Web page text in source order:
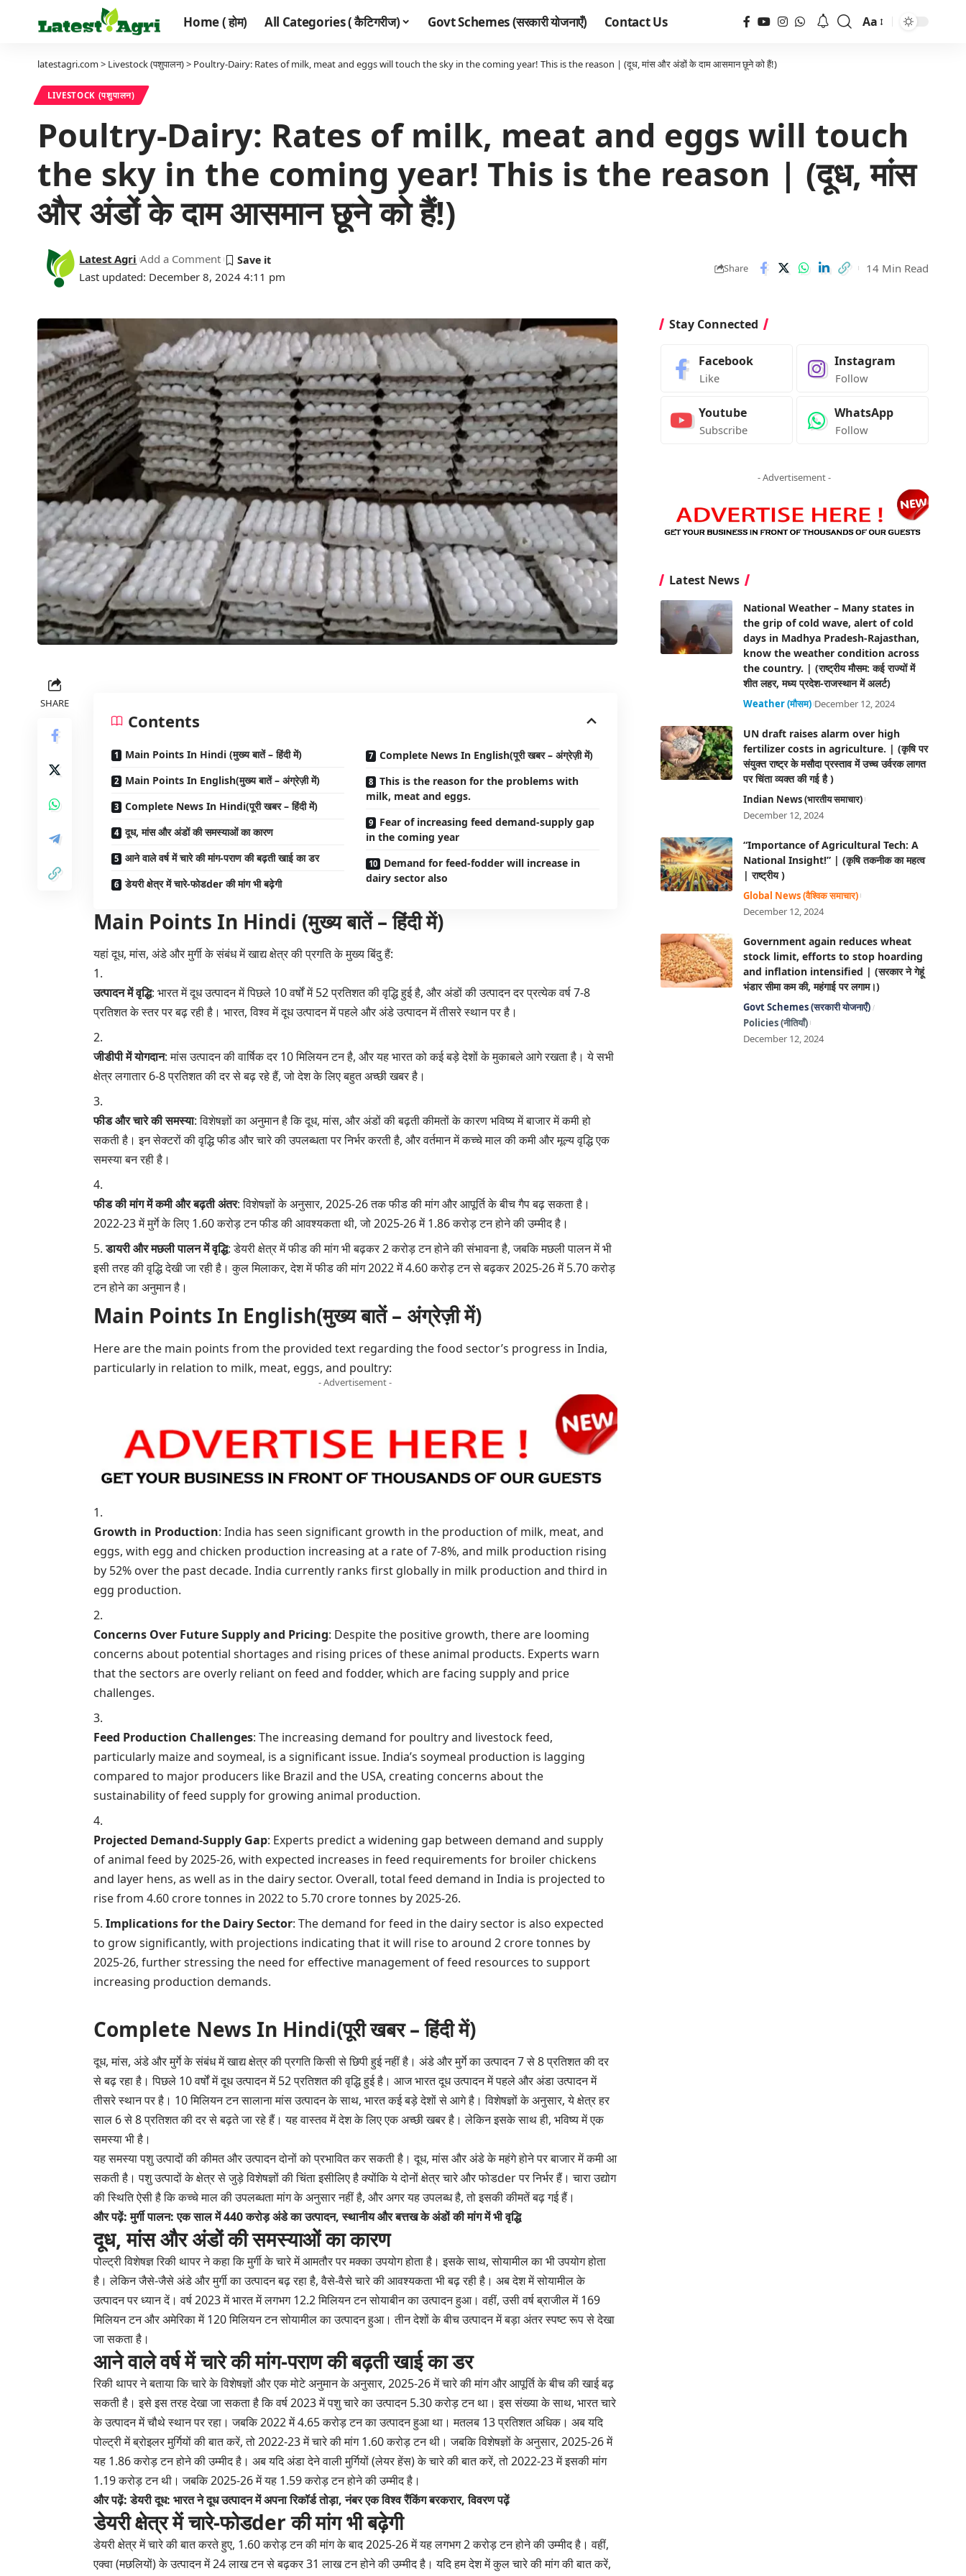
Home ( होम) All Categories ( कैटिगरीज) Govt Schemes (सरकारी योजनाएँ) Contact Us Aa
latestagri.com> Livestock (पशुपालन)> Poultry-Dairy: Rates of milk, meat and eggs will touch the sky in the coming year! This is the reason | (दूध, मांस और अंडों के दाम आसमान छूने को हैं!)
LIVESTOCK (पशुपालन)
Poultry-Dairy: Rates of milk, meat and eggs will touch
the sky in the coming year! This is the reason | (दूध, मांस
और अंडों के दाम आसमान छूने को हैं!)
Last updated: December 8, 2024 4:11 pm
Latest Agri Add a Comment
Share 14 Min Read
SHARE
Contents
Main Points In Hindi (मुख्य बातें – हिंदी में)
Main Points In English(मुख्य बातें – अंग्रेज़ी में)
Complete News In Hindi(पूरी खबर – हिंदी में)
दूध, मांस और अंडों की समस्याओं का कारण
आने वाले वर्ष में चारे की मांग-पराण की बढ़ती खाई का डर
डेयरी क्षेत्र में चारे-फोडder की मांग भी बढ़ेगी
Complete News In English(पूरी खबर – अंग्रेज़ी में)
This is the reason for the problems with
milk, meat and eggs.
Fear of increasing feed demand-supply gap
in the coming year
Demand for feed-fodder will increase in
dairy sector also
Main Points In Hindi (मुख्य बातें – हिंदी में)
यहां दूध, मांस, अंडे और मुर्गी के संबंध में खाद्य क्षेत्र की प्रगति के मुख्य बिंदु हैं:
उत्पादन में वृद्धि: भारत में दूध उत्पादन में पिछले 10 वर्षों में 52 प्रतिशत की वृद्धि हुई है, और अंडों की उत्पादन दर प्रत्येक वर्ष 7-8
प्रतिशत के स्तर पर बढ़ रही है। भारत, विश्व में दूध उत्पादन में पहले और अंडे उत्पादन में तीसरे स्थान पर है।
जीडीपी में योगदान: मांस उत्पादन की वार्षिक दर 10 मिलियन टन है, और यह भारत को कई बड़े देशों के मुकाबले आगे रखता है। ये सभी
क्षेत्र लगातार 6-8 प्रतिशत की दर से बढ़ रहे हैं, जो देश के लिए बहुत अच्छी खबर है।
फीड और चारे की समस्या: विशेषज्ञों का अनुमान है कि दूध, मांस, और अंडों की बढ़ती कीमतों के कारण भविष्य में बाजार में कमी हो
सकती है। इन सेक्टरों की वृद्धि फीड और चारे की उपलब्धता पर निर्भर करती है, और वर्तमान में कच्चे माल की कमी और मूल्य वृद्धि एक
समस्या बन रही है।
फीड की मांग में कमी और बढ़ती अंतर: विशेषज्ञों के अनुसार, 2025-26 तक फीड की मांग और आपूर्ति के बीच गैप बढ़ सकता है।
2022-23 में मुर्गे के लिए 1.60 करोड़ टन फीड की आवश्यकता थी, जो 2025-26 में 1.86 करोड़ टन होने की उम्मीद है।
डायरी और मछली पालन में वृद्धि: डेयरी क्षेत्र में फीड की मांग भी बढ़कर 2 करोड़ टन होने की संभावना है, जबकि मछली पालन में भी
इसी तरह की वृद्धि देखी जा रही है। कुल मिलाकर, देश में फीड की मांग 2022 में 4.60 करोड़ टन से बढ़कर 2025-26 में 5.70 करोड़
टन होने का अनुमान है।
Main Points In English(मुख्य बातें – अंग्रेज़ी में)
Here are the main points from the provided text regarding the food sector’s progress in India,
particularly in relation to milk, meat, eggs, and poultry:
- Advertisement -
Growth in Production: India has seen significant growth in the production of milk, meat, and
eggs, with egg and chicken production increasing at a rate of 7-8%, and milk production rising
by 52% over the past decade. India currently ranks first globally in milk production and third in
egg production.
Concerns Over Future Supply and Pricing: Despite the positive growth, there are looming
concerns about potential shortages and rising prices of these animal products. Experts warn
that the sectors are overly reliant on feed and fodder, which are facing supply and price
challenges.
Feed Production Challenges: The increasing demand for poultry and livestock feed,
particularly maize and soymeal, is a significant issue. India’s soymeal production is lagging
compared to major producers like Brazil and the USA, creating concerns about the
sustainability of feed supply for growing animal production.
Projected Demand-Supply Gap: Experts predict a widening gap between demand and supply
of animal feed by 2025-26, with expected increases in feed requirements for broiler chickens
and layer hens, as well as in the dairy sector. Overall, total feed demand in India is projected to
rise from 4.60 crore tonnes in 2022 to 5.70 crore tonnes by 2025-26.
Implications for the Dairy Sector: The demand for feed in the dairy sector is also expected
to grow significantly, with projections indicating that it will rise to around 2 crore tonnes by
2025-26, further stressing the need for effective management of feed resources to support
increasing production demands.
Complete News In Hindi(पूरी खबर – हिंदी में)
दूध, मांस, अंडे और मुर्गे के संबंध में खाद्य क्षेत्र की प्रगति किसी से छिपी हुई नहीं है। अंडे और मुर्गे का उत्पादन 7 से 8 प्रतिशत की दर
से बढ़ रहा है। पिछले 10 वर्षों में दूध उत्पादन में 52 प्रतिशत की वृद्धि हुई है। आज भारत दूध उत्पादन में पहले और अंडा उत्पादन में
तीसरे स्थान पर है। 10 मिलियन टन सालाना मांस उत्पादन के साथ, भारत कई बड़े देशों से आगे है। विशेषज्ञों के अनुसार, ये क्षेत्र हर
साल 6 से 8 प्रतिशत की दर से बढ़ते जा रहे हैं। यह वास्तव में देश के लिए एक अच्छी खबर है। लेकिन इसके साथ ही, भविष्य में एक
समस्या भी है।
यह समस्या पशु उत्पादों की कीमत और उत्पादन दोनों को प्रभावित कर सकती है। दूध, मांस और अंडे के महंगे होने पर बाजार में कमी आ
सकती है। पशु उत्पादों के क्षेत्र से जुड़े विशेषज्ञों की चिंता इसीलिए है क्योंकि ये दोनों क्षेत्र चारे और फोडder पर निर्भर हैं। चारा उद्योग
की स्थिति ऐसी है कि कच्चे माल की उपलब्धता मांग के अनुसार नहीं है, और अगर यह उपलब्ध है, तो इसकी कीमतें बढ़ गई हैं।
और पढ़ें: मुर्गी पालन: एक साल में 440 करोड़ अंडे का उत्पादन, स्थानीय और बत्तख के अंडों की मांग में भी वृद्धि
दूध, मांस और अंडों की समस्याओं का कारण
पोल्ट्री विशेषज्ञ रिकी थापर ने कहा कि मुर्गी के चारे में आमतौर पर मक्का उपयोग होता है। इसके साथ, सोयामील का भी उपयोग होता
है। लेकिन जैसे-जैसे अंडे और मुर्गी का उत्पादन बढ़ रहा है, वैसे-वैसे चारे की आवश्यकता भी बढ़ रही है। अब देश में सोयामील के
उत्पादन पर ध्यान दें। वर्ष 2023 में भारत में लगभग 12.2 मिलियन टन सोयाबीन का उत्पादन हुआ। वहीं, उसी वर्ष ब्राजील में 169
मिलियन टन और अमेरिका में 120 मिलियन टन सोयामील का उत्पादन हुआ। तीन देशों के बीच उत्पादन में बड़ा अंतर स्पष्ट रूप से देखा
जा सकता है।
आने वाले वर्ष में चारे की मांग-पराण की बढ़ती खाई का डर
रिकी थापर ने बताया कि चारे के विशेषज्ञों और एक मोटे अनुमान के अनुसार, 2025-26 में चारे की मांग और आपूर्ति के बीच की खाई बढ़
सकती है। इसे इस तरह देखा जा सकता है कि वर्ष 2023 में पशु चारे का उत्पादन 5.30 करोड़ टन था। इस संख्या के साथ, भारत चारे
के उत्पादन में चौथे स्थान पर रहा। जबकि 2022 में 4.65 करोड़ टन का उत्पादन हुआ था। मतलब 13 प्रतिशत अधिक। अब यदि
पोल्ट्री में ब्रोइलर मुर्गियों की बात करें, तो 2022-23 में चारे की मांग 1.60 करोड़ टन थी। जबकि विशेषज्ञों के अनुसार, 2025-26 में
यह 1.86 करोड़ टन होने की उम्मीद है। अब यदि अंडा देने वाली मुर्गियों (लेयर हेंस) के चारे की बात करें, तो 2022-23 में इसकी मांग
1.19 करोड़ टन थी। जबकि 2025-26 में यह 1.59 करोड़ टन होने की उम्मीद है।
और पढ़ें: डेयरी दूध: भारत ने दूध उत्पादन में अपना रिकॉर्ड तोड़ा, नंबर एक विश्व रैंकिंग बरकरार, विवरण पढ़ें
डेयरी क्षेत्र में चारे-फोडder की मांग भी बढ़ेगी
डेयरी क्षेत्र में चारे की बात करते हुए, 1.60 करोड़ टन की मांग के बाद 2025-26 में यह लगभग 2 करोड़ टन होने की उम्मीद है। वहीं,
एक्वा (मछलियों) के उत्पादन में 24 लाख टन से बढ़कर 31 लाख टन होने की उम्मीद है। यदि हम देश में कुल चारे की मांग की बात करें,
Stay Connected
Facebook
Like
Instagram
Follow
Youtube
Subscribe
WhatsApp
Follow
- Advertisement -
Latest News
National Weather – Many states in
the grip of cold wave, alert of cold
days in Madhya Pradesh-Rajasthan,
know the weather condition across
the country. | (राष्ट्रीय मौसम: कई राज्यों में
शीत लहर, मध्य प्रदेश-राजस्थान में अलर्ट)
Weather (मौसम) December 12, 2024
UN draft raises alarm over high
fertilizer costs in agriculture. | (कृषि पर
संयुक्त राष्ट्र के मसौदा प्रस्ताव में उच्च उर्वरक लागत
पर चिंता व्यक्त की गई है )
Indian News (भारतीय समाचार)
December 12, 2024
“Importance of Agricultural Tech: A
National Insight!” | (कृषि तकनीक का महत्व
| राष्ट्रीय )
Global News (वैश्विक समाचार)
December 12, 2024
Government again reduces wheat
stock limit, efforts to stop hoarding
and inflation intensified | (सरकार ने गेहूं
भंडार सीमा कम की, महंगाई पर लगाम।)
Govt Schemes (सरकारी योजनाएँ)
Policies (नीतियाँ)
December 12, 2024